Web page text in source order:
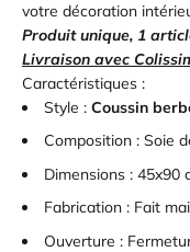
votre décoration
Produit unique, 1
Livraison avec
Caractéristiques :
Style : Coussin
Composition : Soie
Dimensions : 45x90
Fabrication : Fait
Ouverture :